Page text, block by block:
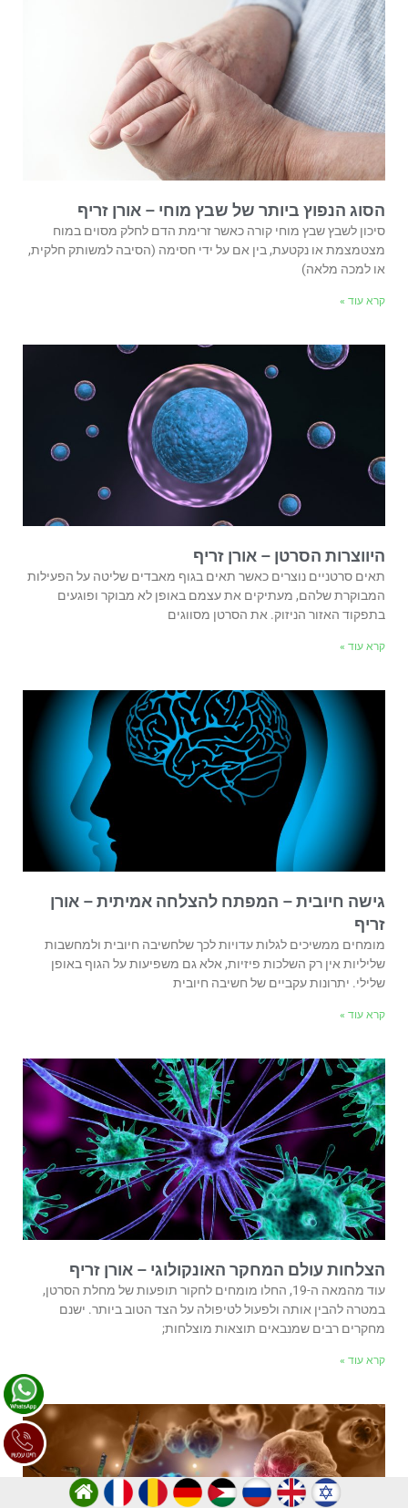
הסוג הנפוץ ביותר של שבץ מוחי – אורן זריף
סיכון לשבץ שבץ מוחי קורה כאשר זרימת הדם לחלק מסוים במוח
מצטמצמת או נקטעת, בין אם על ידי חסימה (הסיבה למשותק חלקית,
או למכה מלאה)
קרא עוד »
היווצרות הסרטן – אורן זריף
תאים סרטניים נוצרים כאשר תאים בגוף מאבדים שליטה על הפעילות
המבוקרת שלהם, מעתיקים את עצמם באופן לא מבוקר ופוגעים
בתפקוד האזור הניזוק. את הסרטן מסווגים
קרא עוד »
גישה חיובית – המפתח להצלחה אמיתית – אורן
זריף
מומחים ממשיכים לגלות עדויות לכך שלחשיבה חיובית ולמחשבות
שליליות אין רק השלכות פיזיות, אלא גם משפיעות על הגוף באופן
שלילי. יתרונות עקביים של חשיבה חיובית
קרא עוד »
הצלחות עולם המחקר האונקולוגי – אורן זריף
עוד מהמאה ה-19, החלו מומחים לחקור תופעות של מחלת הסרטן,
במטרה להבין אותה ולפעול לטיפולה על הצד הטוב ביותר. ישנם
מחקרים רבים שמנבאים תוצאות מוצלחות;
קרא עוד »